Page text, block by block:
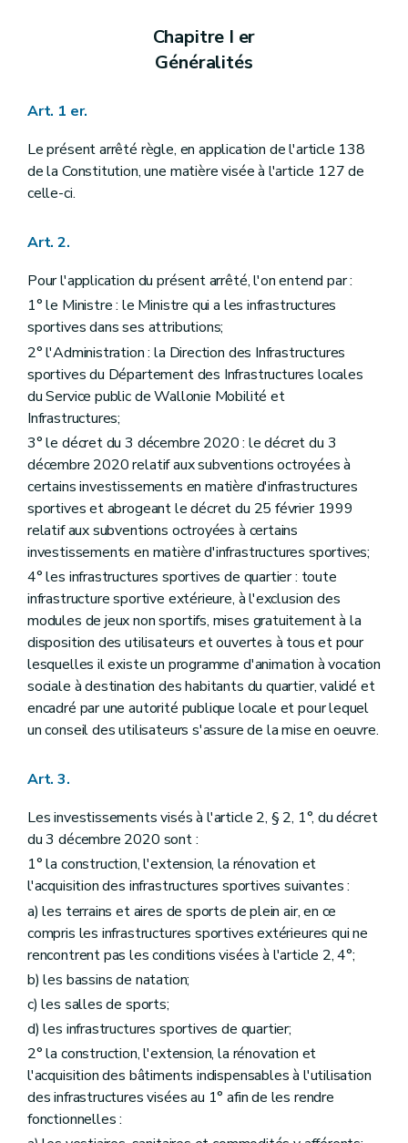
Chapitre I er
Généralités
Art. 1 er.
Le présent arrêté règle, en application de l'article 138
de la Constitution, une matière visée à l'article 127 de
celle-ci.
Art. 2.
Pour l'application du présent arrêté, l'on entend par :
1° le Ministre : le Ministre qui a les infrastructures
sportives dans ses attributions;
2° l'Administration : la Direction des Infrastructures
sportives du Département des Infrastructures locales
du Service public de Wallonie Mobilité et
Infrastructures;
3° le décret du 3 décembre 2020 : le décret du 3
décembre 2020 relatif aux subventions octroyées à
certains investissements en matière d'infrastructures
sportives et abrogeant le décret du 25 février 1999
relatif aux subventions octroyées à certains
investissements en matière d'infrastructures sportives;
4° les infrastructures sportives de quartier : toute
infrastructure sportive extérieure, à l'exclusion des
modules de jeux non sportifs, mises gratuitement à la
disposition des utilisateurs et ouvertes à tous et pour
lesquelles il existe un programme d'animation à vocation
sociale à destination des habitants du quartier, validé et
encadré par une autorité publique locale et pour lequel
un conseil des utilisateurs s'assure de la mise en oeuvre.
Art. 3.
Les investissements visés à l'article 2, § 2, 1°, du décret
du 3 décembre 2020 sont :
1° la construction, l'extension, la rénovation et
l'acquisition des infrastructures sportives suivantes :
a) les terrains et aires de sports de plein air, en ce
compris les infrastructures sportives extérieures qui ne
rencontrent pas les conditions visées à l'article 2, 4°;
b) les bassins de natation;
c) les salles de sports;
d) les infrastructures sportives de quartier;
2° la construction, l'extension, la rénovation et
l'acquisition des bâtiments indispensables à l'utilisation
des infrastructures visées au 1° afin de les rendre
fonctionnelles :